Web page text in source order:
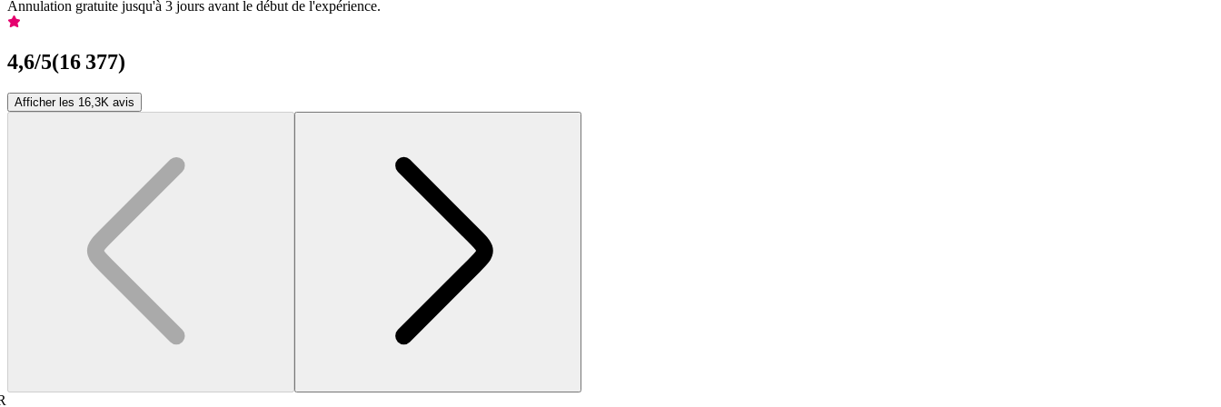
Annulation gratuite jusqu'à 3 jours avant le début de l'expérience.
4,6/5(16 377)
Afficher les 16,3K avis